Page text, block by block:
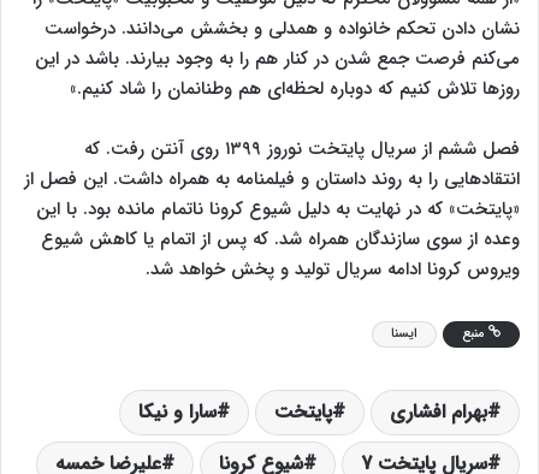
نشان دادن تحکم خانواده و همدلی و بخشش می‌دانند. درخواست
می‌کنم فرصت جمع شدن در کنار هم را به وجود بیارند. باشد در این
روزها تلاش کنیم که دوباره لحظه‌ای هم وطنانمان را شاد کنیم.»
فصل ششم از سریال پایتخت نوروز ۱۳۹۹ روی آنتن رفت. که
انتقادهایی را به روند داستان و فیلمنامه به همراه داشت. این فصل از
«پایتخت» که در نهایت به دلیل شیوع کرونا ناتمام مانده بود. با این
وعده از سوی سازندگان همراه شد. که پس از اتمام یا کاهش شیوع
ویروس کرونا ادامه سریال تولید و پخش خواهد شد.
منبع ایسنا
بهرام افشاری پایتخت
سارا و نیکا
سریال پایتخت 7
شیوع کرونا
علیرضا خمسه